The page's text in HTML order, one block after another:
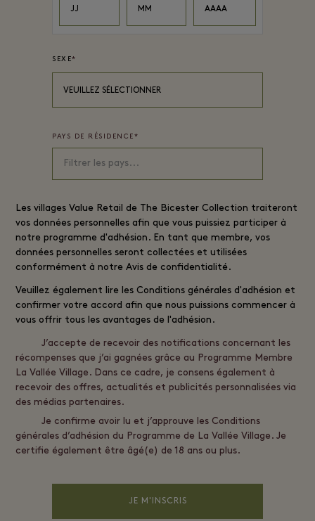
JJ MM AAAA
SEXE*
VEUILLEZ SÉLECTIONNER
PAYS DE RÉSIDENCE*
Les villagesValue Retail de The Bicester Collection traiteront
vos données personnelles afin que vous puissiez participer à
notre programme d'adhésion. En tant que membre, vos
données personnelles seront collectées et utilisées
conformément à notreAvis de confidentialité .
Veuillez également lire lesConditions générales d'adhésion et
confirmer votre accord afin que nous puissions commencer à
vous offrir tous les avantages de l'adhésion.
J’accepte de recevoir des notifications concernant les
récompenses que j’ai gagnées grâce au Programme Membre
La Vallée Village. Dans ce cadre, je consens également à
recevoir des offres, actualités et publicités personnalisées via
des médias partenaires.
Je confirme avoir lu et j’approuve les Conditions
générales d’adhésion du Programme de La Vallée Village. Je
certifie également être âgé(e) de 18 ans ou plus.
JE M'INSCRIS